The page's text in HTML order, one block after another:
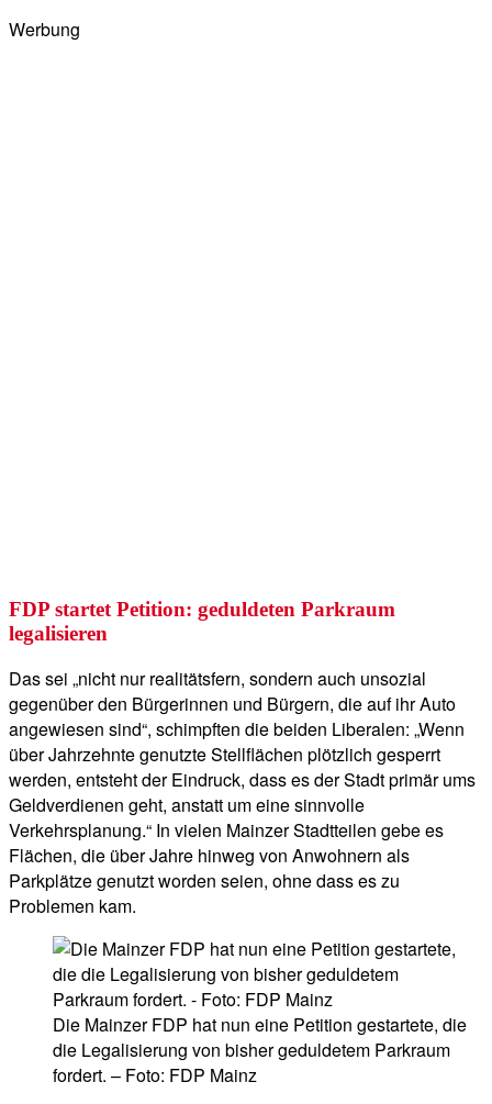
Werbung
FDP startet Petition: geduldeten Parkraum
legalisieren
Das sei „nicht nur realitätsfern, sondern auch unsozial
gegenüber den Bürgerinnen und Bürgern, die auf ihr Auto
angewiesen sind“, schimpften die beiden Liberalen: „Wenn
über Jahrzehnte genutzte Stellflächen plötzlich gesperrt
werden, entsteht der Eindruck, dass es der Stadt primär ums
Geldverdienen geht, anstatt um eine sinnvolle
Verkehrsplanung.“ In vielen Mainzer Stadtteilen gebe es
Flächen, die über Jahre hinweg von Anwohnern als
Parkplätze genutzt worden seien, ohne dass es zu
Problemen kam.
Die Mainzer FDP hat nun eine Petition gestartete, die
die Legalisierung von bisher geduldetem Parkraum
fordert. – Foto: FDP Mainz